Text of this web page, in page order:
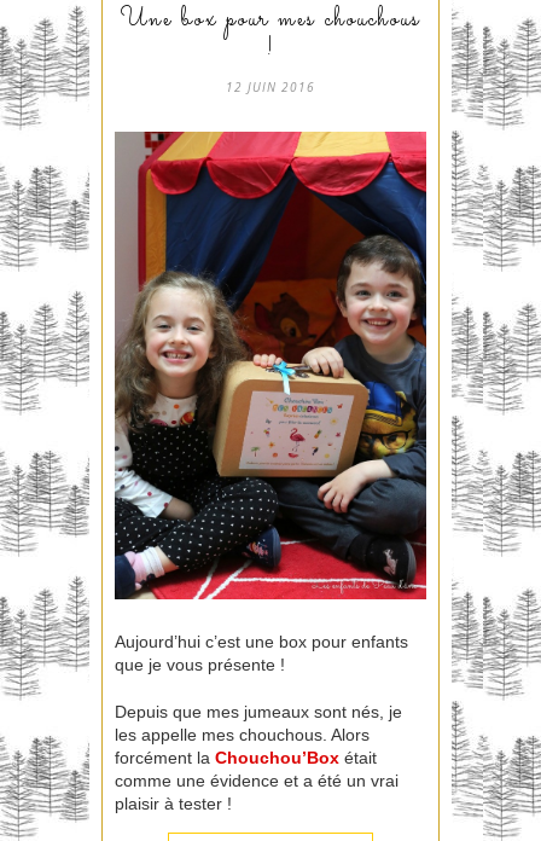
Une box pour mes chouchous
!
12 JUIN 2016
Aujourd’hui c’est une box pour enfants
que je vous présente !
Depuis que mes jumeaux sont nés, je
les appelle mes chouchous. Alors
forcément la Chouchou’Box était
comme une évidence et a été un vrai
plaisir à tester !